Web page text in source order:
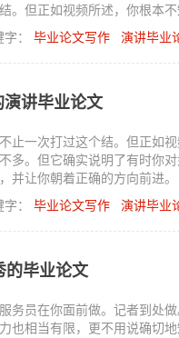
。但正如视频所述，你根本
了有时你对如何做某事有很
方向前进。
字： 毕业论文写作 演讲毕业
讲毕业论文
止一次打过这个结。但正如
多。但它确实说明了有时你
并让你朝着正确的方向前进。
字： 毕业论文写作 演讲毕业
的毕业论文
务员在你面前做。记者到处
也相当有限，更不用说确切